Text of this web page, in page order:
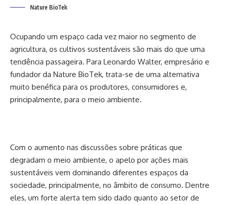
Nature BioTek
Ocupando um espaço cada vez maior no segmento de
agricultura, os cultivos sustentáveis são mais do que uma
tendência passageira. Para Leonardo Walter, empresário e
fundador da Nature BioTek, trata-se de uma alternativa
muito benéfica para os produtores, consumidores e,
principalmente, para o meio ambiente.
Com o aumento nas discussões sobre práticas que
degradam o meio ambiente, o apelo por ações mais
sustentáveis vem dominando diferentes espaços da
sociedade, principalmente, no âmbito de consumo. Dentre
eles, um forte alerta tem sido dado quanto ao setor de